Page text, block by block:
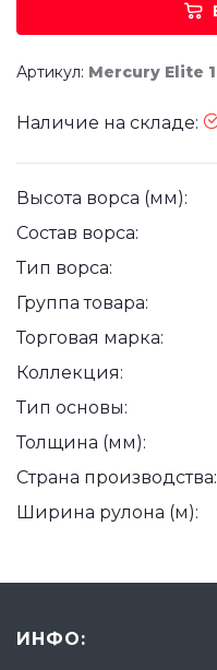
Артикул: Mercury Elite
Наличие на складе:
Высота ворса (мм):
Состав ворса:
Тип ворса:
Группа товара:
Торговая марка:
Коллекция:
Тип основы:
Толщина (мм):
Страна производства:
Ширина рулона (м):
ИНФО: